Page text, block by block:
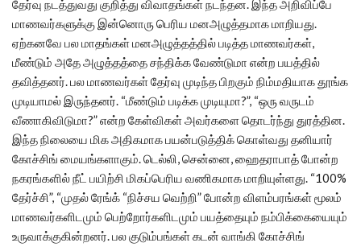
தேர்வு நடத்துவது குறித்து விவாதங்கள் நடந்தன. இந்த அறிவிப்பே
மாணவர்களுக்கு இன்னொரு பெரிய மனஅழுத்தமாக மாறியது.
ஏற்கனவே பல மாதங்கள் மனஅழுத்தத்தில் படித்த மாணவர்கள்,
மீண்டும் அதே அழுத்தத்தை சந்திக்க வேண்டுமா என்ற பயத்தில்
தவித்தனர். பல மாணவர்கள் தேர்வு முடிந்த பிறகும் நிம்மதியாக தூங்க
முடியாமல் இருந்தனர். “மீண்டும் படிக்க முடியுமா?”, “ஒரு வருடம்
வீணாகிவிடுமா?” என்ற கேள்விகள் அவர்களை தொடர்ந்து துரத்தின.
இந்த நிலையை மிக அதிகமாக பயன்படுத்திக் கொள்வது தனியார்
கோச்சிங் மையங்களாகும். டெல்லி, சென்னை, ஹைதராபாத் போன்ற
நகரங்களில் நீட் பயிற்சி மிகப்பெரிய வணிகமாக மாறியுள்ளது. “100%
தேர்ச்சி”, “முதல் ரேங்க் “நிச்சய வெற்றி” போன்ற விளம்பரங்கள் மூலம்
மாணவர்களிடமும் பெற்றோர்களிடமும் பயத்தையும் நம்பிக்கையையும்
உருவாக்குகின்றனர். பல குடும்பங்கள் கடன் வாங்கி கோச்சிங்